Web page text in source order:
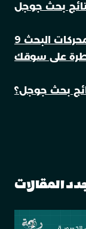
بحث جوجل
9 استراتيجيات رئيسية لتسويق محركات البحث
على سوقك
بحث جوجل؟
المقالات